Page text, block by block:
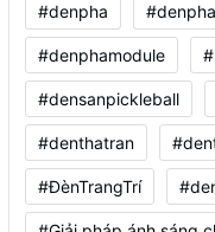
#denpha
#denphamodule
#densanpickleball
#denthatran
#ĐènTrangTrí